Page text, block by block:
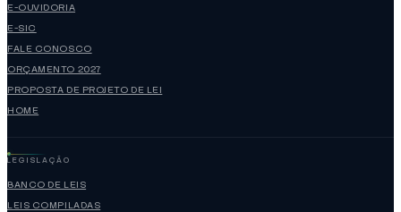
E-OUVIDORIA
E-SIC
FALE CONOSCO
ORÇAMENTO 2027
PROPOSTA DE PROJETO DE LEI
HOME
LEGISLAÇÃO
BANCO DE LEIS
LEIS COMPILADAS